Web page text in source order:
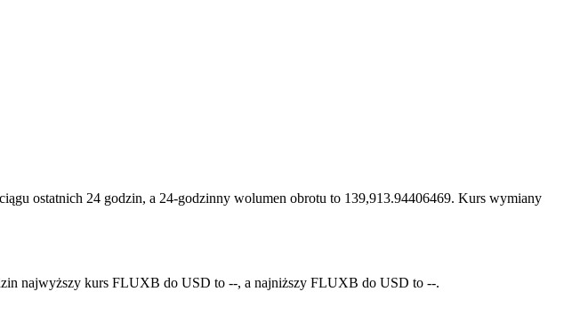
ostatnich 24 godzin, a 24-godzinny wolumen obrotu to 139,913.94406469. Kurs wymiany
najwyższy kurs FLUXB do USD to --, a najniższy FLUXB do USD to --.